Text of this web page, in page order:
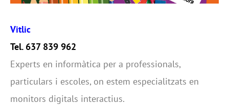
Vitlic
Tel. 637 839 962
Experts en informàtica per a professionals,
particulars i escoles, on estem especialitzats en
monitors digitals interactius.